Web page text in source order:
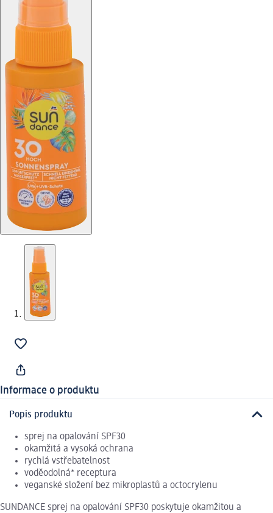
Informace o produktu
Popis produktu
sprej na opalování SPF30
okamžitá a vysoká ochrana
rychlá vstřebatelnost
voděodolná* receptura
veganské složení bez mikroplastů a octocrylenu
SUNDANCE sprej na opalování SPF30 poskytuje okamžitou a